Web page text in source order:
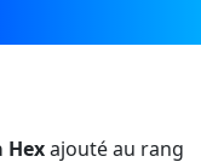
Hexajouté au rang